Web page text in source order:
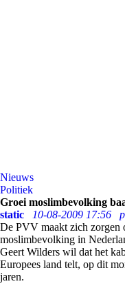
Nieuws
Politiek
Groei moslimbevolking
static
10-08-2009 17:56
De PVV maakt zich zorgen
moslimbevolking in
Geert Wilders wil dat het
Europees land telt, op dit
jaren.